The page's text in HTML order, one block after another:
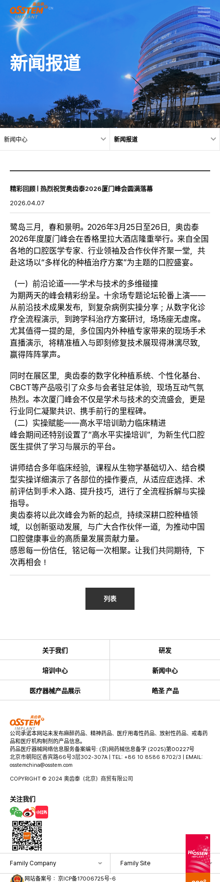
新闻报道
新闻中心 新闻报道
精彩回顾 | 热烈祝贺奥齿泰2026厦门峰会圆满落幕
2026.04.07
鹭岛三月，春和景明。2026年3月25日至26日，奥齿泰
2026年度厦门峰会在香格里拉大酒店隆重举行。来自全国
各地的口腔医学专家、行业领袖及合作伙伴齐聚一堂，共
赴这场以“多样化的种植治疗方案”为主题的口腔盛宴。
（一）前沿论道——学术与技术的多维碰撞
为期两天的峰会精彩纷呈。十余场专题论坛轮番上演——
从前沿技术成果发布，到复杂病例实操分享；从数字化诊
疗全流程演示，到跨学科治疗方案研讨，场场座无虚席。
尤其值得一提的是，多位国内外种植专家带来的现场手术
直播演示，将精准植入与即刻修复技术展现得淋漓尽致，
赢得阵阵掌声。
同时在展区里，奥齿泰的数字化种植系统、个性化基台、
CBCT等产品吸引了众多与会者驻足体验，现场互动气氛
热烈。本次厦门峰会不仅是学术与技术的交流盛会，更是
行业同仁凝聚共识、携手前行的里程碑。
（二）实操赋能——高水平培训助力临床精进
峰会期间还特别设置了“高水平实操培训”，为新生代口腔
医生提供了学习与展示的平台。
讲师结合多年临床经验，课程从生物学基础切入、结合模
型实操详细演示了各部位的操作要点，从适应症选择、术
前评估到手术入路、提升技巧，进行了全流程拆解与实操
指导。
奥齿泰将以此次峰会为新的起点，持续深耕口腔种植领
域，以创新驱动发展，与广大合作伙伴一道，为推动中国
口腔健康事业的高质量发展贡献力量。
感恩每一份信任，铭记每一次相聚。让我们共同期待，下
次再相会！
列表
关于我们 研发
培训中心 新闻中心
医疗器械产品展示 皓圣 产品
公司承诺本网站未发布麻醉药品、精神药品、医疗用毒性药品、放射性药品、戒毒药
品和医疗机构制剂的产品信息。
药品医疗器械网络信息服务备案编号: (京)网药械信息备字 (2025)第00227号
北京市朝阳区香宾路66号3层302-307A | TEL: +86 10 8586 8702/3 | EMAIL:
osstemchina@osstem.com
COPYRIGHT © 2024 奥齿泰（北京）商贸有限公司
关注我们
Family Company Family Site
网站备案号： 京ICP备17006725号-6